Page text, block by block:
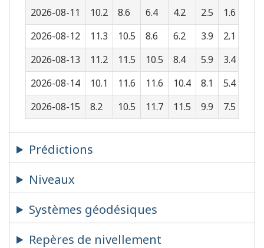
2026-08-11
10.2 8.6 6.4 4.2 2.5 1.6
2026-08-12
11.3 10.5 8.6 6.2 3.9 2.1
2026-08-13
11.2 11.5 10.5 8.4 5.9 3.4
2026-08-14
10.1 11.6 11.6 10.4 8.1 5.4
2026-08-15
8.2 10.5 11.7 11.5 9.9 7.5
Prédictions
Niveaux
Systèmes géodésiques
Repères de nivellement